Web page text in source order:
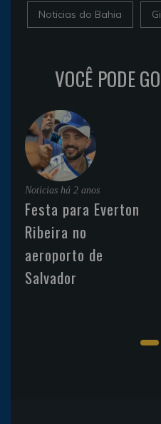
Noticias do Bahia
VOCÊ PODE
Noticias há 2 anos
Festa para Everton
Ribeira no
aeroporto de
Salvador